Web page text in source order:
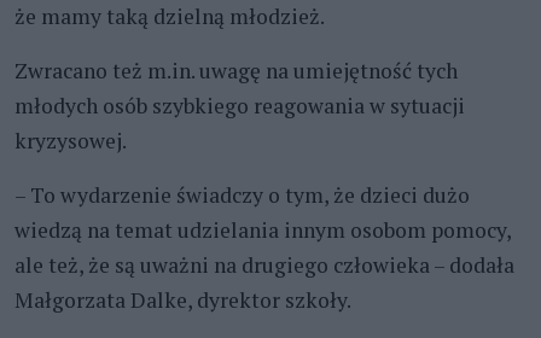
że mamy taką dzielną młodzież.
Zwracano też m.in. uwagę na umiejętność tych
młodych osób szybkiego reagowania w sytuacji
kryzysowej.
– To wydarzenie świadczy o tym, że dzieci dużo
wiedzą na temat udzielania innym osobom pomocy,
ale też, że są uważni na drugiego człowieka – dodała
Małgorzata Dalke, dyrektor szkoły.